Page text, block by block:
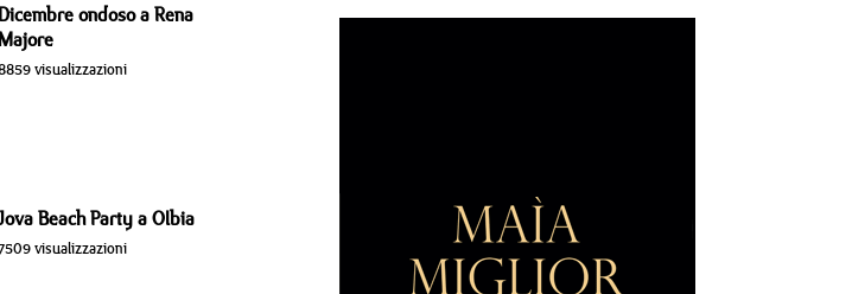
ondoso a Rena
visualizzazioni
Beach Party a Olbia
visualizzazioni